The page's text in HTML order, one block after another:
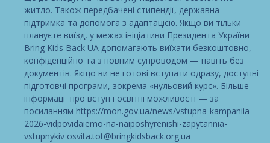
житло. Також передбачені стипендії, державна
підтримка та допомога з адаптацією. Якщо ви тільки
плануєте виїзд, у межах ініціативи Президента України
Bring Kids Back UA допомагають виїхати безкоштовно,
конфіденційно та з повним супроводом — навіть без
документів. Якщо ви не готові вступати одразу, доступні
підготовчі програми, зокрема «нульовий курс». Більше
інформації про вступ і освітні можливості — за
посиланням https://mon.gov.ua/news/vstupna-kampaniia-
2026-vidpovidaiemo-na-naiposhyrenishi-zapytannia-
vstupnykiv osvita.tot@bringkidsback.org.ua